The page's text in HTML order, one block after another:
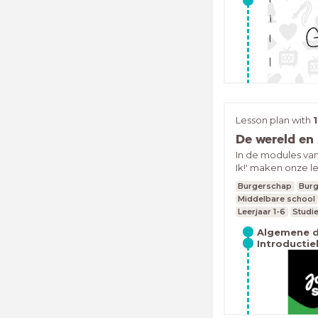
wat kun je nog
fragmenten zijn
Deze kun je ook
zijn gemaakt
der Linden en
van de
Lesson plan with
De wereld
In de modules
Ik!' maken onze
verschillende
uit heden en
diepgaand inzicht
mensen en
om leerlingen
mee omtrent
er tijdens de
interculturele
de module staat
niet altijd
een wereldwijd
Burgerschap
Middelbare school
Leerjaar 1-6
Algemene